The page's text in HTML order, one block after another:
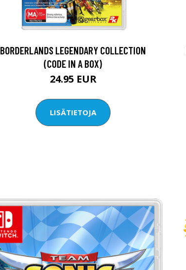
BORDERLANDS LEGENDARY COLLECTION
(CODE IN A BOX)
24.95 EUR
LISÄTIETOJA